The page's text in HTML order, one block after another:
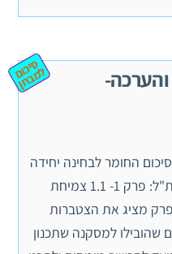
והערכה-
ס
יכ
ום ל
מ
ב
ח
ן
החומר לבחינה יחידה
1- המורכבות של תכנון ופיתוח ת"ל: פרק 1- 1.1 צמיחת
מציג את הצטברות
שהובילו למסקנה שתכנון